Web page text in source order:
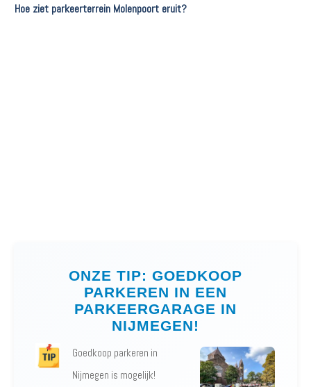
Hoe ziet parkeerterrein Molenpoort eruit?
ONZE TIP: GOEDKOOP
PARKEREN IN EEN
PARKEERGARAGE IN
NIJMEGEN!
Goedkoop parkeren in
Nijmegen is mogelijk!